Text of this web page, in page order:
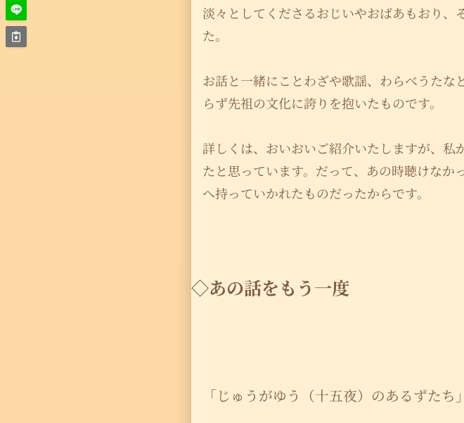
淡々としてくださるおじいやおばあもおり
た。
お話と一緒にことわざや歌謡、わらべうた
らず先祖の文化に誇りを抱いたものです。
詳しくは、おいおいご紹介いたしますが、私
たと思っています。だって、あの時聴けな
へ持っていかれたものだったからです。
◇あの話をもう一度
「じゅうがゆう（十五夜）のあるずた